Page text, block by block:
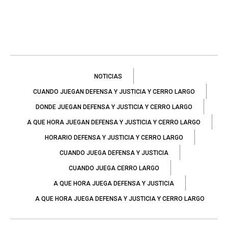
NOTICIAS
CUANDO JUEGAN DEFENSA Y JUSTICIA Y CERRO LARGO
DONDE JUEGAN DEFENSA Y JUSTICIA Y CERRO LARGO
A QUE HORA JUEGAN DEFENSA Y JUSTICIA Y CERRO LARGO
HORARIO DEFENSA Y JUSTICIA Y CERRO LARGO
CUANDO JUEGA DEFENSA Y JUSTICIA
CUANDO JUEGA CERRO LARGO
A QUE HORA JUEGA DEFENSA Y JUSTICIA
A QUE HORA JUEGA DEFENSA Y JUSTICIA Y CERRO LARGO